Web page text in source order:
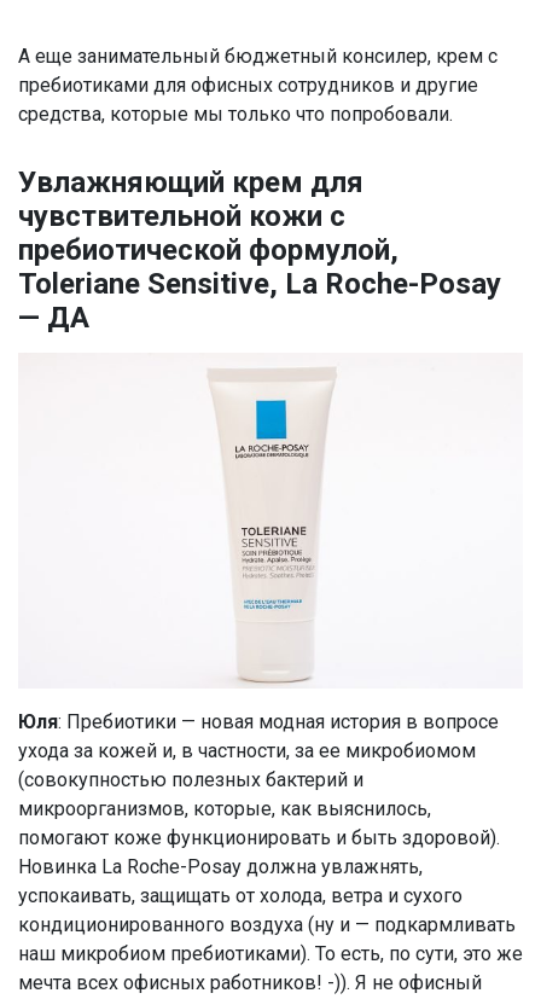
А еще занимательный бюджетный консилер, крем с
пребиотиками для офисных сотрудников и другие
средства, которые мы только что попробовали.
Увлажняющий крем для
чувствительной кожи с
пребиотической формулой,
Toleriane Sensitive, La Roche-Posay
— ДА
Юля: Пребиотики — новая модная история в вопросе
ухода за кожей и, в частности, за ее микробиомом
(совокупностью полезных бактерий и
микроорганизмов, которые, как выяснилось,
помогают коже функционировать и быть здоровой).
Новинка La Roche-Posay должна увлажнять,
успокаивать, защищать от холода, ветра и сухого
кондиционированного воздуха (ну и — подкармливать
наш микробиом пребиотиками). То есть, по сути, это же
мечта всех офисных работников! -)). Я не офисный